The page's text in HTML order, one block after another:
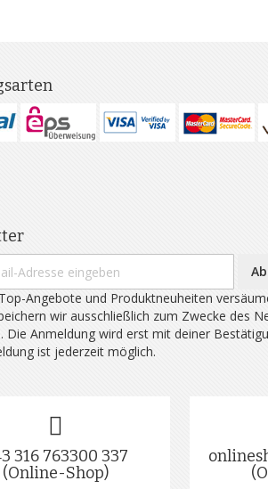
Angebote und Produktneuheiten
wir ausschließlich zum Zwecke des
Die Anmeldung wird erst mit deiner
ist jederzeit möglich.
316 763300 337
(Online-Shop)